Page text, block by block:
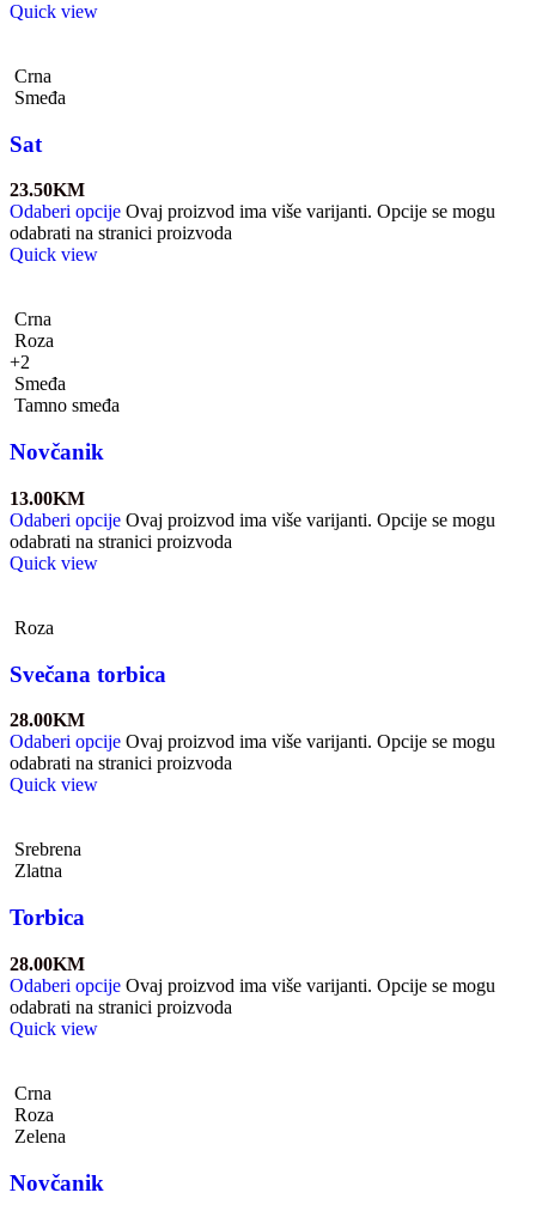
Quick view
Crna
Smeđa
Sat
23.50KM
Odaberi opcije Ovaj proizvod ima više varijanti. Opcije se mogu
odabrati na stranici proizvoda
Quick view
Crna
Roza
+2
Smeđa
Tamno smeđa
Novčanik
13.00KM
Odaberi opcije Ovaj proizvod ima više varijanti. Opcije se mogu
odabrati na stranici proizvoda
Quick view
Roza
Svečana torbica
28.00KM
Odaberi opcije Ovaj proizvod ima više varijanti. Opcije se mogu
odabrati na stranici proizvoda
Quick view
Srebrena
Zlatna
Torbica
28.00KM
Odaberi opcije Ovaj proizvod ima više varijanti. Opcije se mogu
odabrati na stranici proizvoda
Quick view
Crna
Roza
Zelena
Novčanik